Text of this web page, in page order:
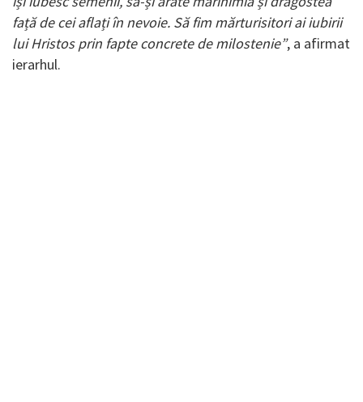
față de cei aflați în nevoie. Să fim mărturisitori ai iubirii
lui Hristos prin fapte concrete de milostenie”, a afirmat
ierarhul.